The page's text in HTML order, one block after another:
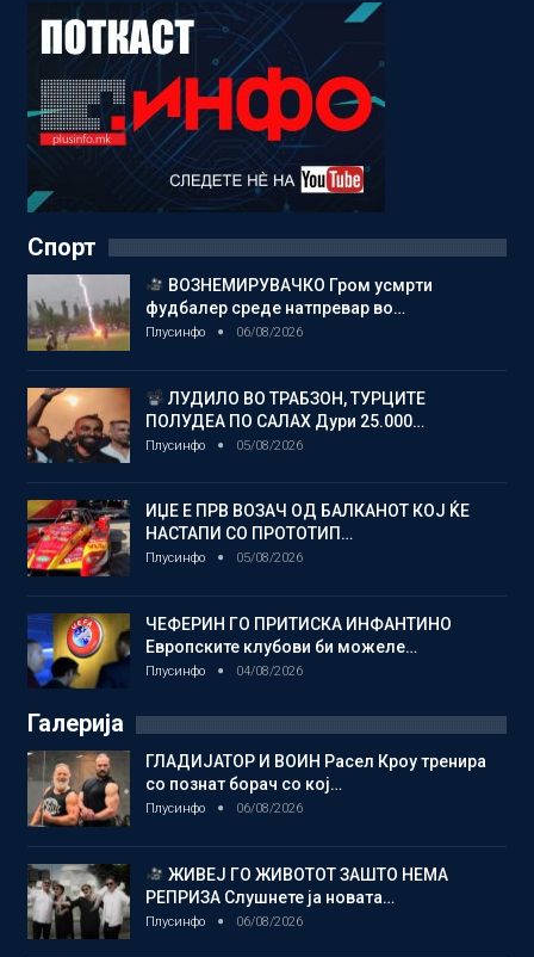
Спорт
ВОЗНЕМИРУВАЧКО Гром усмрти
фудбалер среде натпревар во…
Плусинфо 06/08/2026
ЛУДИЛО ВО ТРАБЗОН, ТУРЦИТЕ
ПОЛУДЕА ПО САЛАХ Дури 25.000…
Плусинфо 05/08/2026
ИЏЕ Е ПРВ ВОЗАЧ ОД БАЛКАНОТ КОЈ ЌЕ
НАСТАПИ СО ПРОТОТИП…
Плусинфо 05/08/2026
ЧЕФЕРИН ГО ПРИТИСКА ИНФАНТИНО
Европските клубови би можеле…
Плусинфо 04/08/2026
Галерија
ГЛАДИЈАТОР И ВОИН Расел Кроу тренира
со познат борач со кој…
Плусинфо 06/08/2026
ЖИВЕЈ ГО ЖИВОТОТ ЗАШТО НЕМА
РЕПРИЗА Слушнете ја новата…
Плусинфо 06/08/2026